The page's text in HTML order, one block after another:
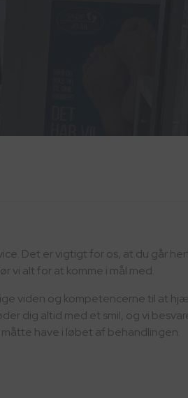
Det er vigtigt for os, at du går
vi alt for at komme i mål med.
viden og kompetencerne til at
dig altid med et smil, og vi
have i løbet af behandlingen.